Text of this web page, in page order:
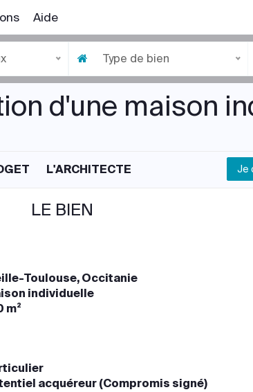
Aide
Type de bien
d'une maison
L'ARCHITECTE Je
LE BIEN
Toulouse, Occitanie
individuelle
m²
acquéreur (Compromis signé)